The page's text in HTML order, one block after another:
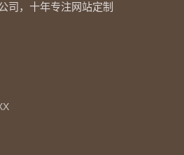
司，十年专注网站定制